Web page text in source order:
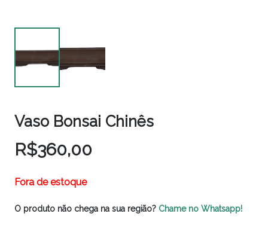
Vaso Bonsai Chinês
R$360,00
Fora de estoque
O produto não chega na sua região? Chame no Whatsapp!